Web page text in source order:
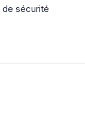
sécurité